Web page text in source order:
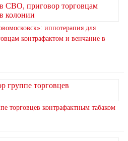
иппотерапия для
контрафактом и венчание в
торговцев контрафактным табаком